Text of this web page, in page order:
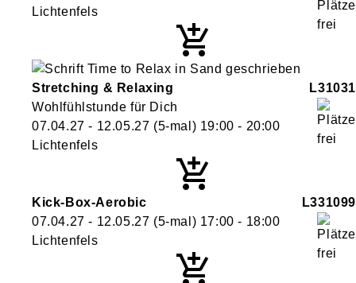
Lichtenfels
Stretching & Relaxing
L31031
Wohlfühlstunde für Dich
07.04.27 - 12.05.27 (5-mal) 19:00 - 20:00
Lichtenfels
Kick-Box-Aerobic
L331099
07.04.27 - 12.05.27 (5-mal) 17:00 - 18:00
Lichtenfels